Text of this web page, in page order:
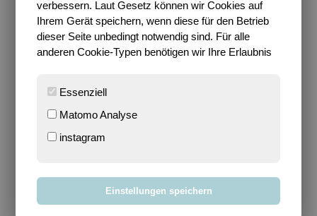
Wer die Ausmalbilder dazu sucht, der wird hier
fündig(neben vielen anderen älteren Werken).
verbessern. Laut Gesetz können wir Cookies auf
Ihrem Gerät speichern, wenn diese für den Betrieb
dieser Seite unbedingt notwendig sind. Für alle
anderen Cookie-Typen benötigen wir Ihre Erlaubnis
Essenziell
Matomo Analyse
instagram
Einstellungen speichern